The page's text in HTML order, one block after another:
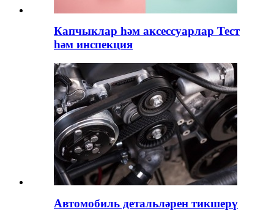
Капчыклар һәм аксессуарлар Тест
һәм инспекция
Автомобиль детальләрен тикшерү